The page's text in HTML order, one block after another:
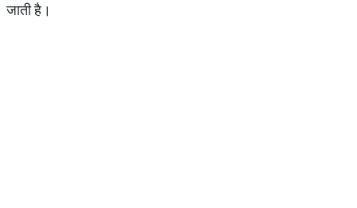
जाती है।